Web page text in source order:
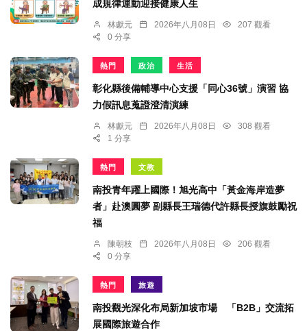
成規律運動迎接健康人生
林獻元 2026年八月08日
207 觀看
0 分享
熱門 政治 生活
彰化縣後備輔導中心支援「同心36號」演習 協
力假訊息蒐證澄清演練
林獻元 2026年八月08日
308 觀看
1 分享
熱門 文教
南投青年躍上國際！旭光高中「黃金海岸造夢
者」赴澳圓夢 副縣長王瑞德代許縣長授旗鼓勵祝
福
陳朝枝 2026年八月08日
206 觀看
0 分享
熱門 旅遊
南投觀光深化布局新加坡市場 「B2B」交流拓
展國際旅遊合作